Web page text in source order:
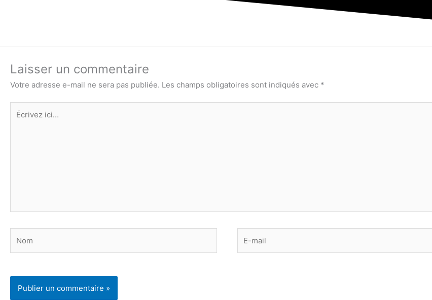
Laisser un commentaire
Votre adresse e-mail ne sera pas publiée. Les champs obligatoires sont indiqués avec *
Écrivez
ici…
mail